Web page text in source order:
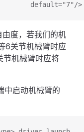
default="7"/>
度，若我们的机
6关节机械臂时应
机械臂时应将
中启动机械臂的